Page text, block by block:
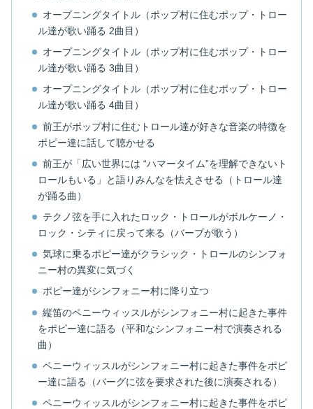
オープニングタイトル（ポップ村に住むポップ・トロー
ル達が歌い踊る 2曲目）
オープニングタイトル（ポップ村に住むポップ・トロー
ル達が歌い踊る 3曲目）
オープニングタイトル（ポップ村に住むポップ・トロー
ル達が歌い踊る 4曲目）
前王がポップ村に住むトロール達が好きな音楽の特徴を
ポピー達に話して聴かせる
前王が「広い世界には “ハマータイム”を理解できないト
ロールもいる」と語りみんなを怯えさせる（トロール達
が踊る曲）
テクノ弦を手に入れたロック・トロールがボルケーノ・
ロック・シティに戻って来る（バーブが歌う）
気球に乗るポピー達がクラシック・トロールのシンフォ
ニー村の異変に気づく
ポピー達がシンフォニー村に降り立つ
縦笛のペニーウィッスルがシンフォニー村に起きた事件
をポピー達に語る（平和なシンフォニー村で演奏される
曲）
ペニーウィッスルがシンフォニー村に起きた事件をポピ
ー達に語る（バーグに弦を要求された後に演奏される）
ペニーウィッスルがシンフォニー村に起きた事件をポピ